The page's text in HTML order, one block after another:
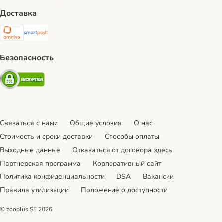
Доставка
Omniva Shipping Method
SmartPosti Shipping Method
Безопасность
Security
Связаться с нами Общие условия
О нас
Стоимость и сроки доставки
Cпособы оплаты
Выходные данные
Отказаться от договора здесь
Партнерская программа
Корпоративный сайт
Политика конфиденциальности
DSA
Вакансии
Правила утилизации
Положение о доступности
© zooplus SE 2026